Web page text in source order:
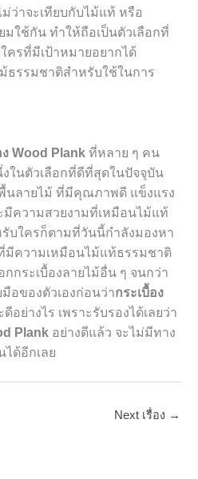
ว่าจะเทียบกับไม้แท้ หรือ
ใช้กัน ทำให้ถือเป็นตัวเลือกที่
ครที่มีเป้าหมายอยากได้
ธรรมชาติสำหรับใช้ในการ
ง Wood Plank ที่หลาย ๆ คน
ในตัวเลือกที่ดีที่สุดในปัจจุบัน
นลายไม้ ที่มีคุณภาพดี แข็งแรง
ความสวยงามที่เหมือนไม้แท้
บใครก็ตามที่วันนี้กำลังมองหา
มีความเหมือนไม้แท้ธรรมชาติ
กกระเบื้องลายไม้อื่น ๆ จนกว่า
อของตัวเองก่อนว่ากระเบื้อง
อย่างไร เพราะรับรองได้เลยว่า
Plank อย่างดีแล้ว จะไม่มีทาง
ด้อีกเลย
Next เรื่อง →